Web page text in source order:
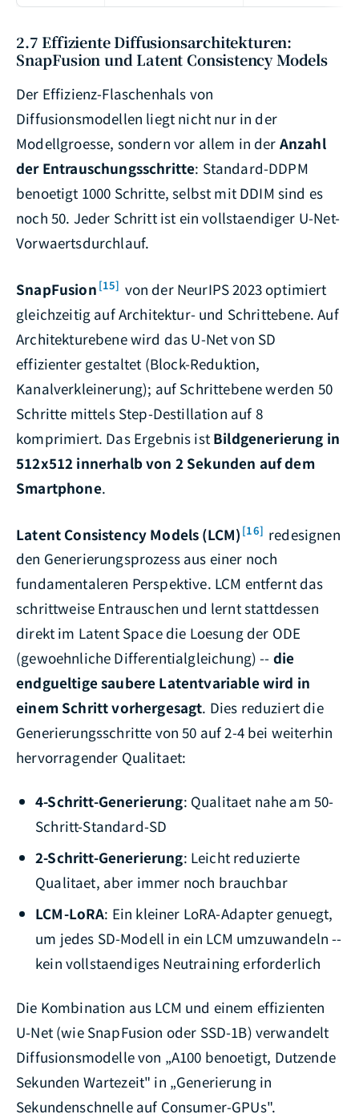
2.7 Effiziente Diffusionsarchitekturen:
SnapFusion und Latent Consistency Models
Der Effizienz-Flaschenhals von
Diffusionsmodellen liegt nicht nur in der
Modellgroesse, sondern vor allem in der Anzahl
der Entrauschungsschritte: Standard-DDPM
benoetigt 1000 Schritte, selbst mit DDIM sind es
noch 50. Jeder Schritt ist ein vollstaendiger U-Net-
Vorwaertsdurchlauf.
SnapFusion [15] von der NeurIPS 2023 optimiert
gleichzeitig auf Architektur- und Schrittebene. Auf
Architekturebene wird das U-Net von SD
effizienter gestaltet (Block-Reduktion,
Kanalverkleinerung); auf Schrittebene werden 50
Schritte mittels Step-Destillation auf 8
komprimiert. Das Ergebnis ist Bildgenerierung in
512x512 innerhalb von 2 Sekunden auf dem
Smartphone.
Latent Consistency Models (LCM) [16] redesignen
den Generierungsprozess aus einer noch
fundamentaleren Perspektive. LCM entfernt das
schrittweise Entrauschen und lernt stattdessen
direkt im Latent Space die Loesung der ODE
(gewoehnliche Differentialgleichung) -- die
endgueltige saubere Latentvariable wird in
einem Schritt vorhergesagt. Dies reduziert die
Generierungsschritte von 50 auf 2-4 bei weiterhin
hervorragender Qualitaet:
4-Schritt-Generierung: Qualitaet nahe am 50-
Schritt-Standard-SD
2-Schritt-Generierung: Leicht reduzierte
Qualitaet, aber immer noch brauchbar
LCM-LoRA: Ein kleiner LoRA-Adapter genuegt,
um jedes SD-Modell in ein LCM umzuwandeln --
kein vollstaendiges Neutraining erforderlich
Die Kombination aus LCM und einem effizienten
U-Net (wie SnapFusion oder SSD-1B) verwandelt
Diffusionsmodelle von „A100 benoetigt, Dutzende
Sekunden Wartezeit" in „Generierung in
Sekundenschnelle auf Consumer-GPUs".